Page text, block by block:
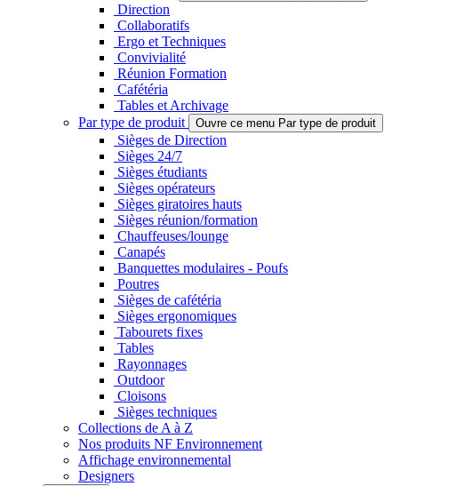
Direction
Collaboratifs
Ergo et Techniques
Convivialité
Réunion Formation
Cafétéria
Tables et Archivage
Par type de produit
Ouvre ce menu Par type de produit
Sièges de Direction
Sièges 24/7
Sièges étudiants
Sièges opérateurs
Sièges giratoires hauts
Sièges réunion/formation
Chauffeuses/lounge
Canapés
Banquettes modulaires - Poufs
Poutres
Sièges de cafétéria
Sièges ergonomiques
Tabourets fixes
Tables
Rayonnages
Outdoor
Cloisons
Sièges techniques
Collections de A à Z
Nos produits NF Environnement
Affichage environnemental
Designers